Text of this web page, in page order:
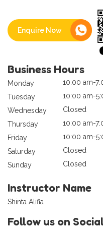
Enquire Now
Business Hours
Monday
10:00 am-
Tuesday
10:00 am-
Wednesday
Closed
Thursday
10:00 am-
Friday
10:00 am-
Saturday
Closed
Sunday
Closed
Instructor Name
Shinta Alifia
Follow us on